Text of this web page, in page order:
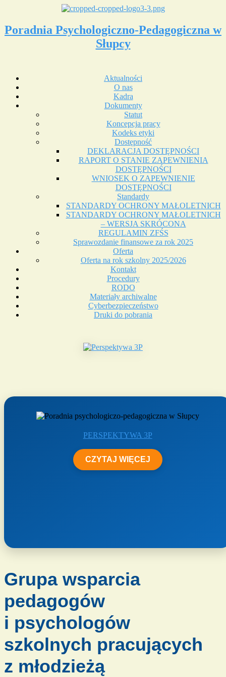
Poradnia Psychologiczno-Pedagogiczna w
Słupcy
Aktualności
O nas
Kadra
Dokumenty
Statut
Koncepcja pracy
Kodeks etyki
Dostępność
DEKLARACJA DOSTĘPNOŚCI
RAPORT O STANIE ZAPEWNIENIA
DOSTĘPNOŚCI
WNIOSEK O ZAPEWNIENIE
DOSTĘPNOŚCI
Standardy
STANDARDY OCHRONY MAŁOLETNICH
STANDARDY OCHRONY MAŁOLETNICH
– WERSJA SKRÓCONA
REGULAMIN ZFŚS
Sprawozdanie finansowe za rok 2025
Oferta
Oferta na rok szkolny 2025/2026
Kontakt
Procedury
RODO
Materiały archiwalne
Cyberbezpieczeństwo
Druki do pobrania
PERSPEKTYWA 3P
CZYTAJ WIĘCEJ
Grupa wsparcia
pedagogów
i psychologów
szkolnych pracujących
z młodzieżą